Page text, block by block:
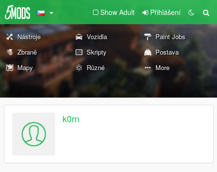
Show Adult Přihlášení
Nástroje Vozidla
Paint Jobs
Zbraně
Skripty
Postava
Mapy
Různé More
k0rn